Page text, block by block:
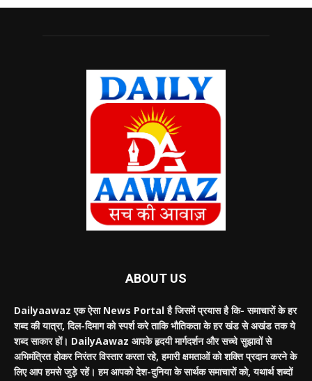
ABOUT US
Dailyaawaz एक ऐसा News Portal है जिसमें प्रयास है कि- समाचारों के हर
शब्द की यात्रा, दिल-दिमाग को स्पर्श करे ताकि भौतिकता के हर खंड से अखंड तक ये
शब्द साकार हों। DailyAawaz आपके हृदयी मार्गदर्शन और सच्चे सुझावों से
अभिमंत्रित होकर निरंतर विस्तार करता रहे, हमारी क्षमताओं को शक्ति प्रदान करने के
लिए आप हमसे जुड़े रहें। हम आपको देश-दुनिया के सार्थक समाचारों को, यथार्थ शब्दों